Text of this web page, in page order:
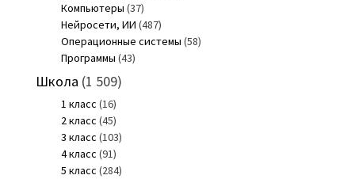
Компьютеры (37)
Нейросети, ИИ (487)
Операционные системы (58)
Программы (43)
Школа (1 509)
1 класс (16)
2 класс (45)
3 класс (103)
4 класс (91)
5 класс (284)